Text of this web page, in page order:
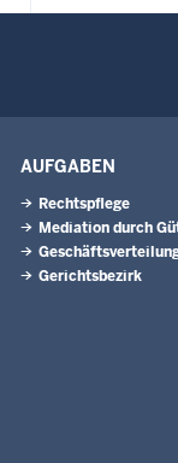
AUFGABEN
Rechtspflege
Mediation durch
Gerichtsbezirk